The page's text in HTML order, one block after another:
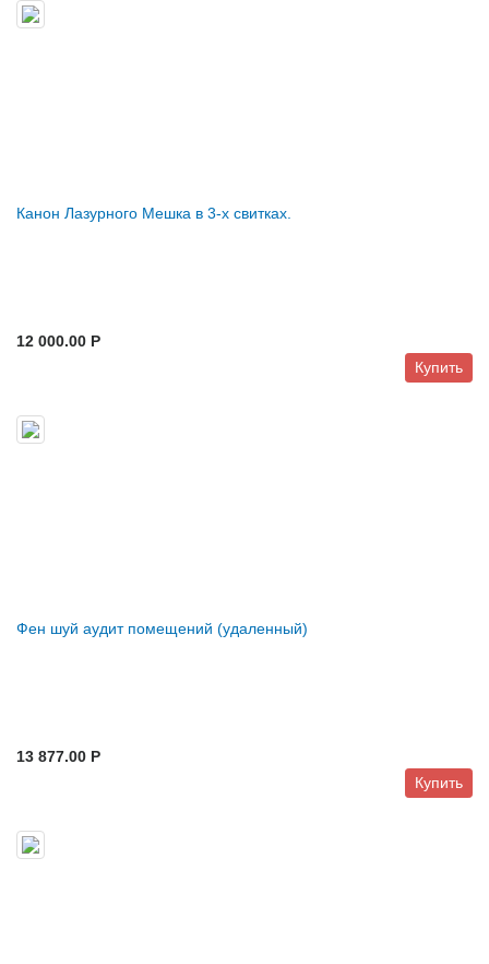
Канон Лазурного Мешка в 3-х свитках.
12 000.00 P
Купить
Фен шуй аудит помещений (удаленный)
13 877.00 P
Купить